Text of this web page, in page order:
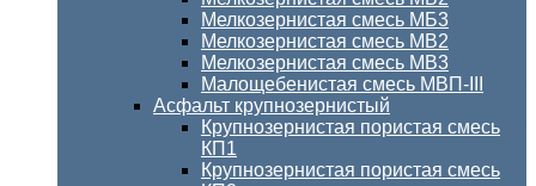
Мелкозернистая смесь МБ3
Мелкозернистая смесь МВ2
Мелкозернистая смесь МВ3
Малощебенистая смесь МВП-III
Асфальт крупнозернистый
Крупнозернистая пористая смесь
КП1
Крупнозернистая пористая смесь